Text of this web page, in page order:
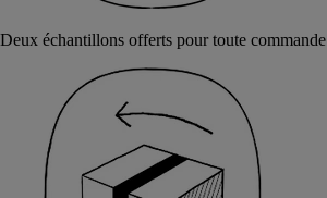
Deux échantillons offerts pour toute commande